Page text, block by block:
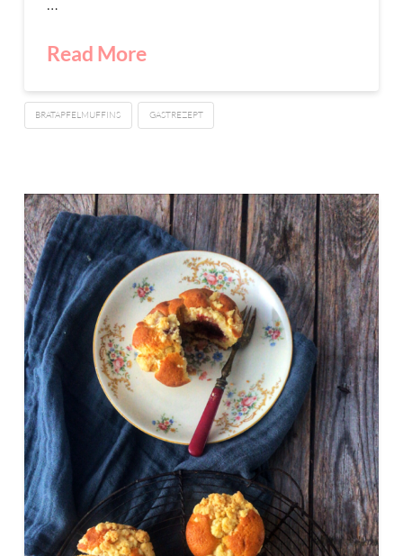
…
Read More
BRATAPFELMUFFINS GASTREZEPT